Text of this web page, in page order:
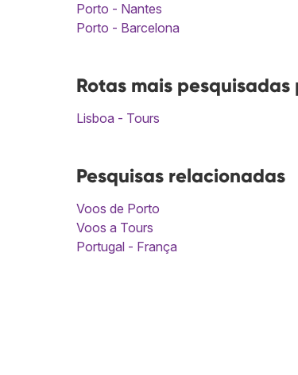
Porto - Nantes
Porto - Barcelona
Rotas mais
Lisboa - Tours
Pesquisas relacionadas
Voos de Porto
Voos a Tours
Portugal - França